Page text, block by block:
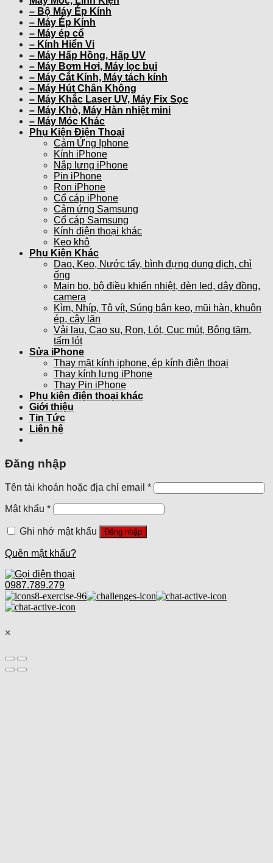
– Bộ Máy Ép Kính
– Máy Ép Kính
– Máy ép cổ
– Kính Hiển Vi
– Máy Hấp Hồng, Hấp UV
– Máy Bơm Hơi, Máy lọc bụi
– Máy Cắt Kính, Máy tách kính
– Máy Hút Chân Không
– Máy Khắc Laser UV, Máy Fix Sọc
– Máy Khò, Máy Hàn nhiệt mini
– Máy Móc Khác
Phụ Kiện Điện Thoại
Cảm Ứng Iphone
Kính iPhone
Nắp lưng iPhone
Pin iPhone
Ron iPhone
Cổ cáp iPhone
Cảm ứng Samsung
Cổ cáp Samsung
Kính điện thoại khác
Keo khô
Phụ Kiện Khác
Dao, Keo, Nước tẩy, bình đựng dung dịch, chì
ống
Main bo, bộ điều khiển nhiệt, đèn led, dây đồng,
camera
Kìm, Nhíp, Tô vít, Súng bắn keo, mũi hàn, khuôn
ép, cây lăn
Vải lau, Cao su, Ron, Lót, Cục mút, Bông tăm,
tấm lót
Sửa iPhone
Thay mặt kính iphone, ép kính điện thoại
Thay kính lưng iPhone
Thay Pin iPhone
Phụ kiện điện thoại khác
Giới thiệu
Tin Tức
Liên hệ
Đăng nhập
Tên tài khoản hoặc địa chỉ email *
Mật khẩu *
Ghi nhớ mật khẩu Đăng nhập
Quên mật khẩu?
0987.789.279
×